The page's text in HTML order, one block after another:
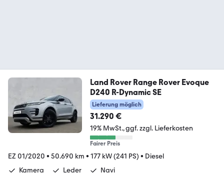
Land Rover Range Rover Evoque
D240 R-Dynamic SE
Lieferung möglich
31.290 €
19% MwSt. ggf. zzgl. Lieferkosten
Fairer Preis
EZ 01/2020 • 50.690 km • 177 kW (241 PS) • Diesel
Kamera
Leder Navi